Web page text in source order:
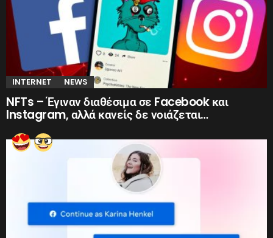
INTERNET NEWS
NFTs – Έγιναν διαθέσιμα σε Facebook και
Instagram, αλλά κανείς δε νοιάζεται…